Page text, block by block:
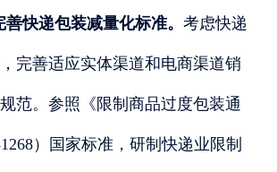
善快递包装减量化标准。 考虑快递
完善适应实体渠道和电商渠道销
范。参照《限制商品过度包装通
）国家标准，研制快递业限制